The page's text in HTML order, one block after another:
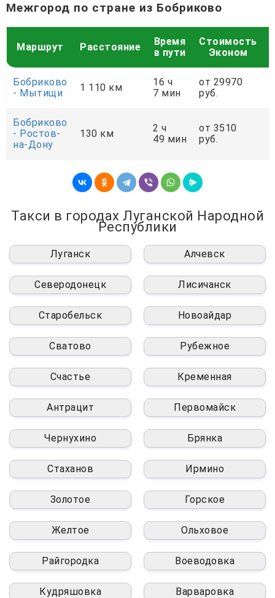
Межгород по стране из Бобриково
Маршрут Расстояние
Время
в пути
Стоимость
Эконом
Бобриково
- Мытищи
1 110 км
16 ч
7 мин
от 29970
руб.
Бобриково
- Ростов-
на-Дону
130 км
2 ч
49 мин
от 3510
руб.
Такси в городах Луганской Народной
Республики
Луганск Алчевск
Северодонецк Лисичанск
Старобельск Новоайдар
Сватово Рубежное
Счастье Кременная
Антрацит Первомайск
Чернухино Брянка
Стаханов Ирмино
Золотое Горское
Желтое Ольховое
Райгородка Воеводовка
Кудряшовка Варваровка